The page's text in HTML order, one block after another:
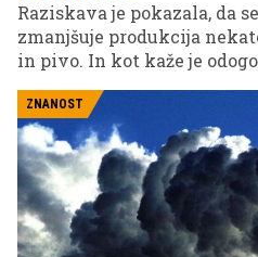
Raziskava je pokazala, da
zmanjšuje produkcija
in pivo. In kot kaže je
segrevanje.
ZNANOST